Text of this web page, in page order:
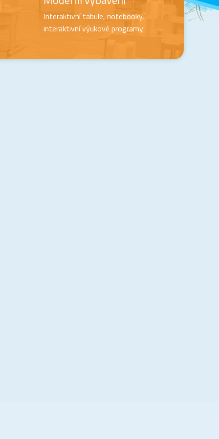
Interaktivní tabule, notebooky,
interaktivní výukové programy